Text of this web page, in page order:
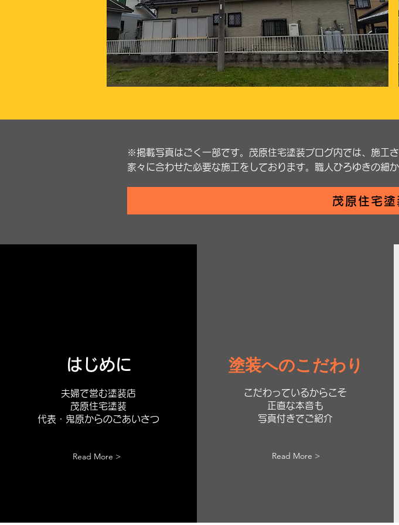
※掲載写真はごく一部です。茂原住宅塗装ブログ内では、施工
家々に合わせた必要な施工をしております。職人ひろゆきの細
茂原住宅
はじめに
​夫婦で営む塗装店
茂原住宅塗装
代表・鬼原からのごあいさつ
Read More >
塗装へのこだわり
こだわっているからこそ
正直な本音も
写真付きでご紹介
Read More >